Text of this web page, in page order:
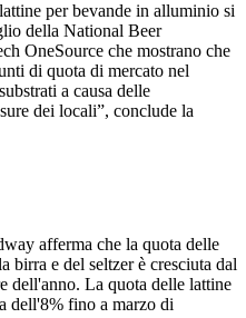
per bevande in alluminio si
della National Beer
OneSource che mostrano che
di quota di mercato nel
a causa delle
dei locali”, conclude la
afferma che la quota delle
birra e del seltzer è cresciuta dal
dell'anno. La quota delle lattine
dell'8% fino a marzo di